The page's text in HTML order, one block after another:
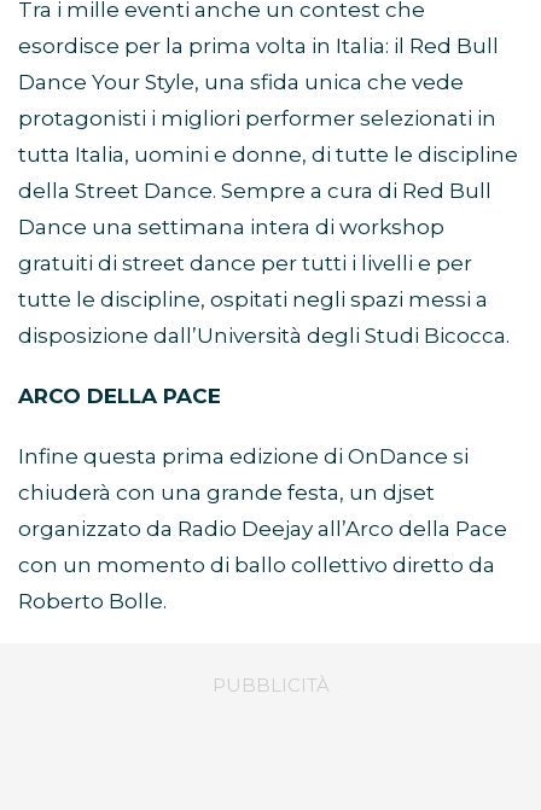
Tra i mille eventi anche un contest che
esordisce per la prima volta in Italia: il Red Bull
Dance Your Style, una sfida unica che vede
protagonisti i migliori performer selezionati in
tutta Italia, uomini e donne, di tutte le discipline
della Street Dance. Sempre a cura di Red Bull
Dance una settimana intera di workshop
gratuiti di street dance per tutti i livelli e per
tutte le discipline, ospitati negli spazi messi a
disposizione dall’Università degli Studi Bicocca.
ARCO DELLA PACE
Infine questa prima edizione di OnDance si
chiuderà con una grande festa, un djset
organizzato da Radio Deejay all’Arco della Pace
con un momento di ballo collettivo diretto da
Roberto Bolle.